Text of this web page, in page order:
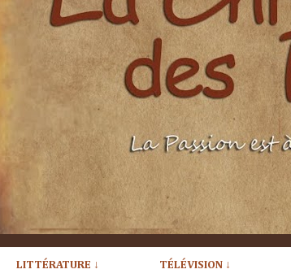
LITTÉRATURE ↓ TÉLÉVISION ↓